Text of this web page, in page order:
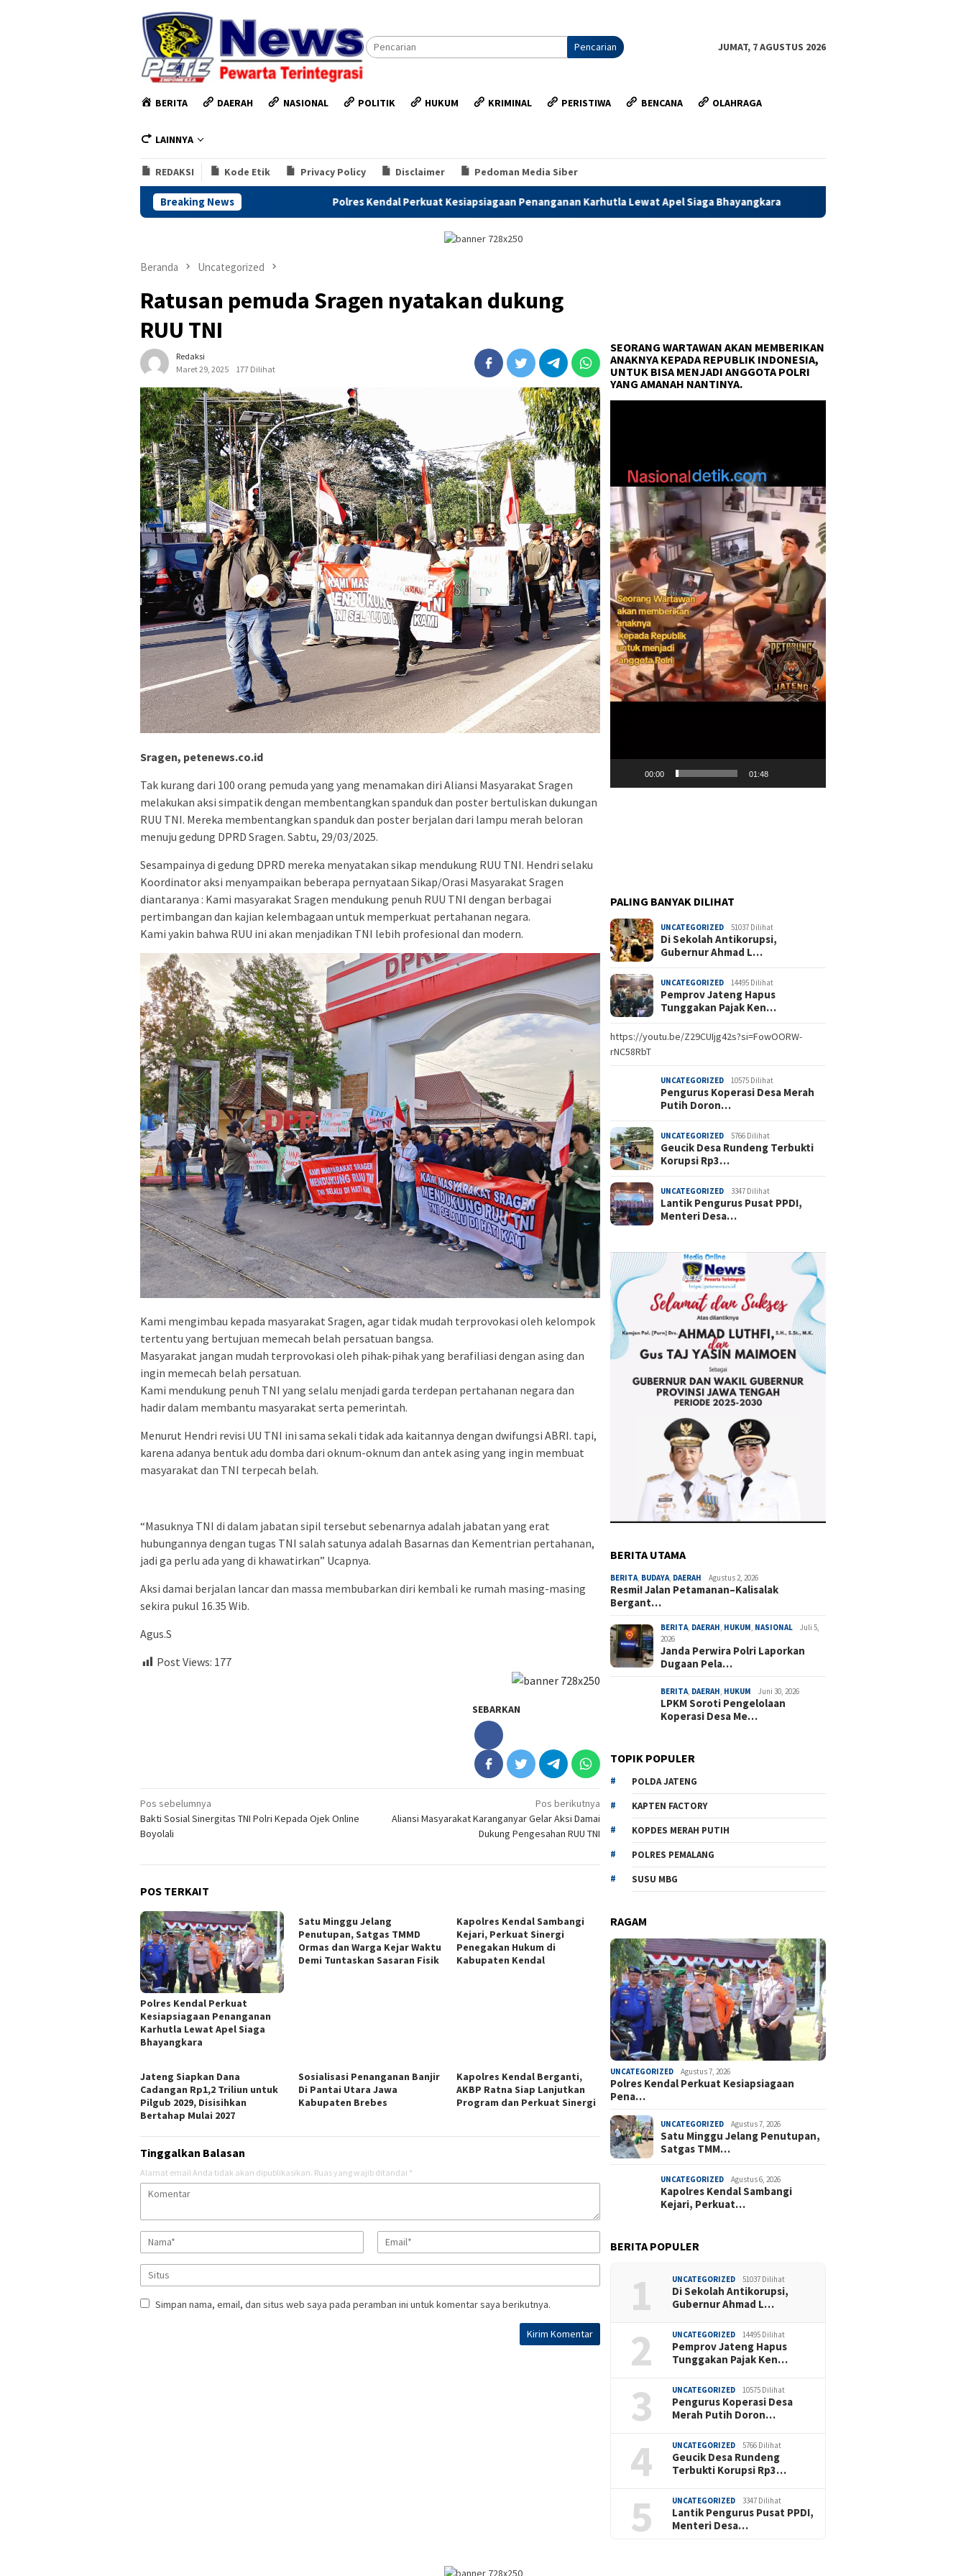
Pencarian JUMAT, 7 AGUSTUS 2026
BERITA DAERAH NASIONAL POLITIK HUKUM KRIMINAL PERISTIWA BENCANA OLAHRAGA
LAINNYA
REDAKSI Kode Etik Privacy Policy Disclaimer Pedoman Media Siber
Breaking News Polres Kendal Perkuat Kesiapsiagaan Penanganan Karhutla Lewat Apel Siaga Bhayangkara Satu Minggu Jelang Penutupan, Satgas TMMD
Beranda Uncategorized
Ratusan pemuda Sragen nyatakan dukung
RUU TNI
Redaksi
Maret 29, 2025
177 Dilihat
Sragen, petenews.co.id
Tak kurang dari 100 orang pemuda yang yang menamakan diri Aliansi Masyarakat Sragen
melakukan aksi simpatik dengan membentangkan spanduk dan poster bertuliskan dukungan
RUU TNI. Mereka membentangkan spanduk dan poster berjalan dari lampu merah beloran
menuju gedung DPRD Sragen. Sabtu, 29/03/2025.
Sesampainya di gedung DPRD mereka menyatakan sikap mendukung RUU TNI. Hendri selaku
Koordinator aksi menyampaikan beberapa pernyataan Sikap/Orasi Masyarakat Sragen
diantaranya : Kami masyarakat Sragen mendukung penuh RUU TNI dengan berbagai
pertimbangan dan kajian kelembagaan untuk memperkuat pertahanan negara.
Kami yakin bahwa RUU ini akan menjadikan TNI lebih profesional dan modern.
Kami mengimbau kepada masyarakat Sragen, agar tidak mudah terprovokasi oleh kelompok
tertentu yang bertujuan memecah belah persatuan bangsa.
Masyarakat jangan mudah terprovokasi oleh pihak-pihak yang berafiliasi dengan asing dan
ingin memecah belah persatuan.
Kami mendukung penuh TNI yang selalu menjadi garda terdepan pertahanan negara dan
hadir dalam membantu masyarakat serta pemerintah.
Menurut Hendri revisi UU TNI ini sama sekali tidak ada kaitannya dengan dwifungsi ABRI. tapi,
karena adanya bentuk adu domba dari oknum-oknum dan antek asing yang ingin membuat
masyarakat dan TNI terpecah belah.
“Masuknya TNI di dalam jabatan sipil tersebut sebenarnya adalah jabatan yang erat
hubungannya dengan tugas TNI salah satunya adalah Basarnas dan Kementrian pertahanan,
jadi ga perlu ada yang di khawatirkan” Ucapnya.
Aksi damai berjalan lancar dan massa membubarkan diri kembali ke rumah masing-masing
sekira pukul 16.35 Wib.
Agus.S
Post Views: 177
SEBARKAN
Navigasi
pos
Pos sebelumnya
Bakti Sosial Sinergitas TNI Polri Kepada Ojek Online
Boyolali
Pos berikutnya
Aliansi Masyarakat Karanganyar Gelar Aksi Damai
Dukung Pengesahan RUU TNI
POS TERKAIT
Polres Kendal Perkuat
Kesiapsiagaan Penanganan
Karhutla Lewat Apel Siaga
Bhayangkara
Satu Minggu Jelang
Penutupan, Satgas TMMD
Ormas dan Warga Kejar Waktu
Demi Tuntaskan Sasaran Fisik
Kapolres Kendal Sambangi
Kejari, Perkuat Sinergi
Penegakan Hukum di
Kabupaten Kendal
Jateng Siapkan Dana
Cadangan Rp1,2 Triliun untuk
Pilgub 2029, Disisihkan
Bertahap Mulai 2027
Sosialisasi Penanganan Banjir
Di Pantai Utara Jawa
Kabupaten Brebes
Kapolres Kendal Berganti,
AKBP Ratna Siap Lanjutkan
Program dan Perkuat Sinergi
Tinggalkan Balasan
Alamat email Anda tidak akan dipublikasikan. Ruas yang wajib ditandai *
Simpan nama, email, dan situs web saya pada peramban ini untuk komentar saya berikutnya.
SEORANG WARTAWAN AKAN MEMBERIKAN
ANAKNYA KEPADA REPUBLIK INDONESIA,
UNTUK BISA MENJADI ANGGOTA POLRI
YANG AMANAH NANTINYA.
00:00 01:48
PALING BANYAK DILIHAT
UNCATEGORIZED 51037 Dilihat
Di Sekolah Antikorupsi,
Gubernur Ahmad L…
UNCATEGORIZED 14495 Dilihat
Pemprov Jateng Hapus
Tunggakan Pajak Ken…
https://youtu.be/Z29CUIjg42s?si=FowOORW-
rNC58RbT
UNCATEGORIZED 10575 Dilihat
Pengurus Koperasi Desa Merah
Putih Doron…
UNCATEGORIZED 5766 Dilihat
Geucik Desa Rundeng Terbukti
Korupsi Rp3…
UNCATEGORIZED 3347 Dilihat
Lantik Pengurus Pusat PPDI,
Menteri Desa…
BERITA UTAMA
BERITA, BUDAYA, DAERAH Agustus 2, 2026
Resmi! Jalan Petamanan–Kalisalak
Bergant…
BERITA, DAERAH, HUKUM, NASIONAL
Juli 5,
2026
Janda Perwira Polri Laporkan
Dugaan Pela…
BERITA, DAERAH, HUKUM Juni 30, 2026
LPKM Soroti Pengelolaan
Koperasi Desa Me…
TOPIK POPULER
POLDA JATENG
KAPTEN FACTORY
KOPDES MERAH PUTIH
POLRES PEMALANG
SUSU MBG
RAGAM
UNCATEGORIZED Agustus 7, 2026
Polres Kendal Perkuat Kesiapsiagaan
Pena…
UNCATEGORIZED Agustus 7, 2026
Satu Minggu Jelang Penutupan,
Satgas TMM…
UNCATEGORIZED Agustus 6, 2026
Kapolres Kendal Sambangi
Kejari, Perkuat…
BERITA POPULER
1 UNCATEGORIZED 51037 Dilihat
Di Sekolah Antikorupsi,
Gubernur Ahmad L…
2 UNCATEGORIZED 14495 Dilihat
Pemprov Jateng Hapus
Tunggakan Pajak Ken…
3 UNCATEGORIZED 10575 Dilihat
Pengurus Koperasi Desa
Merah Putih Doron…
4 UNCATEGORIZED 5766 Dilihat
Geucik Desa Rundeng
Terbukti Korupsi Rp3…
5 UNCATEGORIZED 3347 Dilihat
Lantik Pengurus Pusat PPDI,
Menteri Desa…